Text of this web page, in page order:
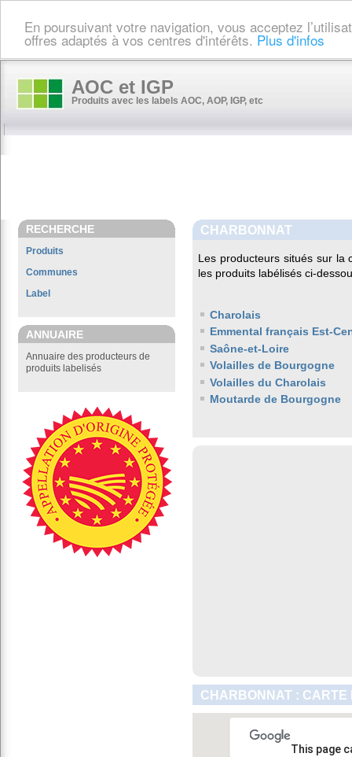
En poursuivant votre navigation, vous acceptez
offres adaptés à vos centres d'intérêts. Plus d'infos
AOC et IGP
Produits avec les labels AOC, AOP, IGP, etc
RECHERCHE
Produits
Communes
Label
ANNUAIRE
Annuaire des producteurs de
produits labelisés
CHARBONNAT
Les producteurs situés sur la
les produits labélisés ci-
Charolais
Emmental français Est-
Saône-et-Loire
Volailles de Bourgogne
Volailles du Charolais
Moutarde de Bourgogne
CHARBONNAT : CARTE
This page